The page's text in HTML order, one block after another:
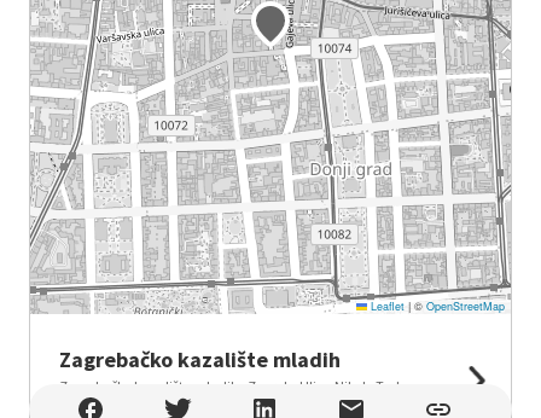
Leaflet |© OpenStreetMap
Zagrebačko kazalište mladih
Zagrebačko kazalište mladih , Zagreb , Ulica Nikole Tesle
7, Zagreb